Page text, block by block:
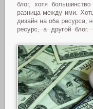
блог, хотя
разница между ими.
дизайн на оба ресурса,
ресурс, а другой
»